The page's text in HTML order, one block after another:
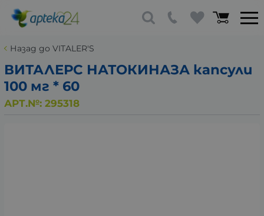
Назад до VITALER'S
ВИТАЛЕРС НАТОКИНАЗА капсули
100 мг * 60
АРТ.№: 295318